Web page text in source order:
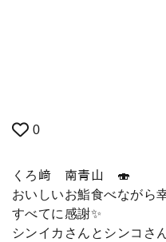
0
くろ﨑 南青山 🍣
おいしいお鮨食べながら
すべてに感謝✨
シンイカさんとシンコさ